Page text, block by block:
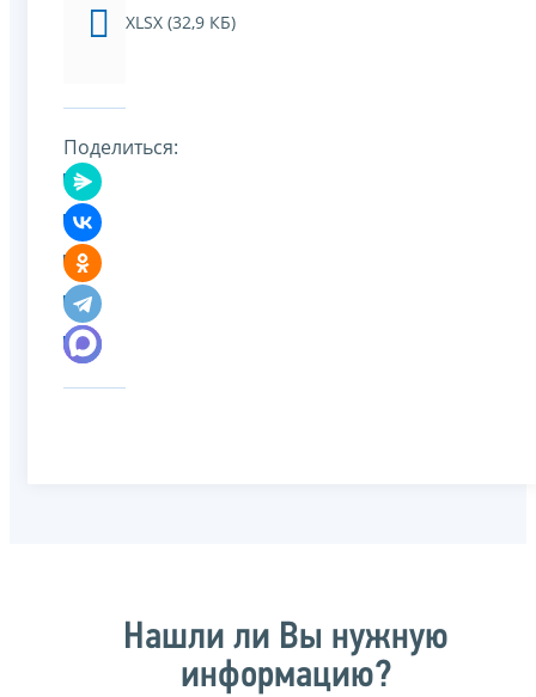
XLSX (32,9 КБ)
Поделиться:
Нашли ли Вы нужную
информацию?